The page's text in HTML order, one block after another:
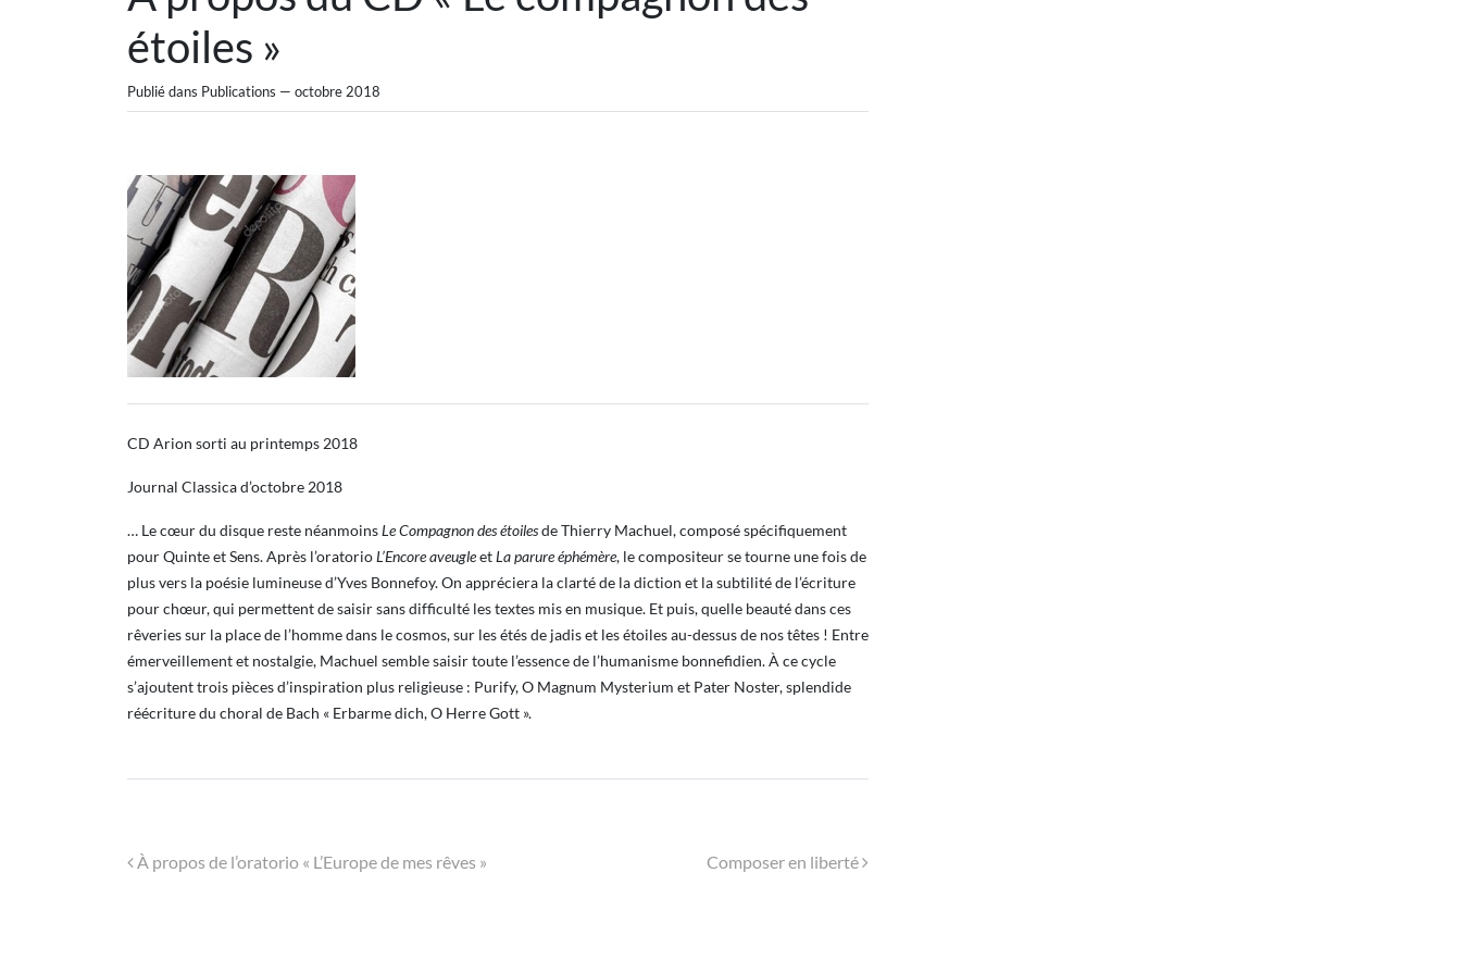
étoiles »
Publié dans Publications — octobre 2018
CD Arion sorti au printemps 2018
Journal Classica d’octobre 2018
… Le cœur du disque reste néanmoinsLe Compagnon des étoilesde Thierry Machuel, composé spécifiquement
pour Quinte et Sens. Après l’oratorioL’Encore aveugleetLa parure éphémère, le compositeur se tourne une fois de
plus vers la poésie lumineuse d’Yves Bonnefoy. On appréciera la clarté de la diction et la subtilité de l’écriture
pour chœur, qui permettent de saisir sans difficulté les textes mis en musique. Et puis, quelle beauté dans ces
rêveries sur la place de l’homme dans le cosmos, sur les étés de jadis et les étoiles au-dessus de nos têtes ! Entre
émerveillement et nostalgie, Machuel semble saisir toute l’essence de l’humanisme bonnefidien. À ce cycle
s’ajoutent trois pièces d’inspiration plus religieuse : Purify, O Magnum Mysterium et Pater Noster, splendide
réécriture du choral de Bach « Erbarme dich, O Herre Gott ».
Navigation
À propos de l’oratorio « L’Europe de mes rêves » Composer en liberté